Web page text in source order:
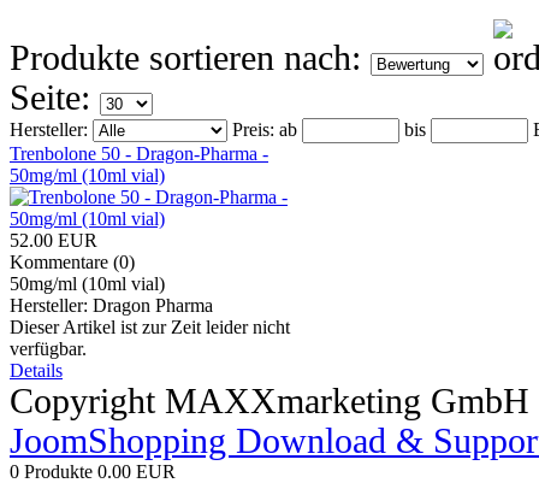
Produkte sortieren nach:
Seite:
Hersteller: Preis: ab bis
Trenbolone 50 - Dragon-Pharma -
50mg/ml (10ml vial)
52.00 EUR
Kommentare (0)
50mg/ml (10ml vial)
Hersteller: Dragon Pharma
Dieser Artikel ist zur Zeit leider nicht
verfügbar.
Details
Copyright MAXXmarketing GmbH
JoomShopping Download &
0 Produkte 0.00 EUR